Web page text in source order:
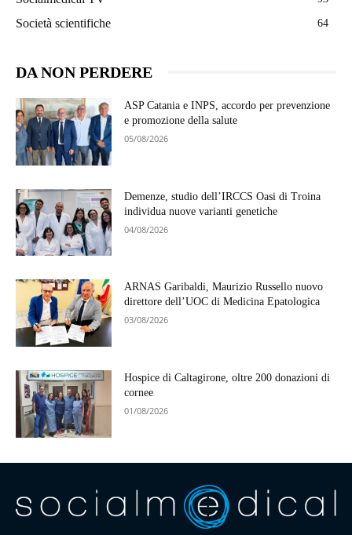
Società scientifiche 64
DA NON PERDERE
ASP Catania e INPS, accordo per prevenzione
e promozione della salute
05/08/2026
Demenze, studio dell’IRCCS Oasi di Troina
individua nuove varianti genetiche
04/08/2026
ARNAS Garibaldi, Maurizio Russello nuovo
direttore dell’UOC di Medicina Epatologica
03/08/2026
Hospice di Caltagirone, oltre 200 donazioni di
cornee
01/08/2026